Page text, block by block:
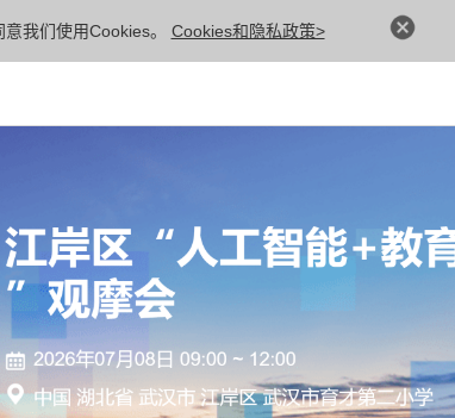
我们使用Cookies。 Cookies和隐私政策>